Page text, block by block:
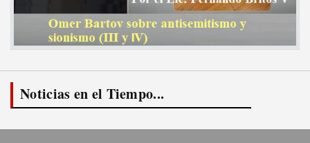
Noticias en el Tiempo...